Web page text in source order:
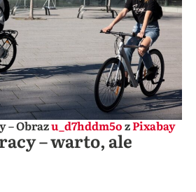
– Obrazu_d7hddm5ozPixabay
– warto, ale